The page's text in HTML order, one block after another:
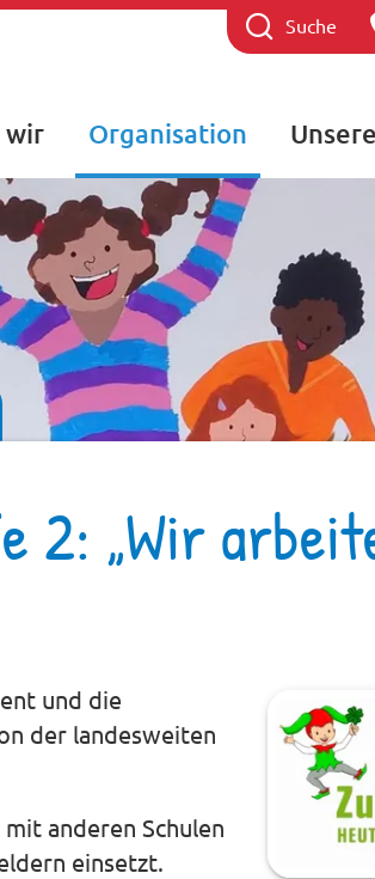
Suche
wir Organisation
2: „Wir
und die
der landesweiten
anderen Schulen
einsetzt.